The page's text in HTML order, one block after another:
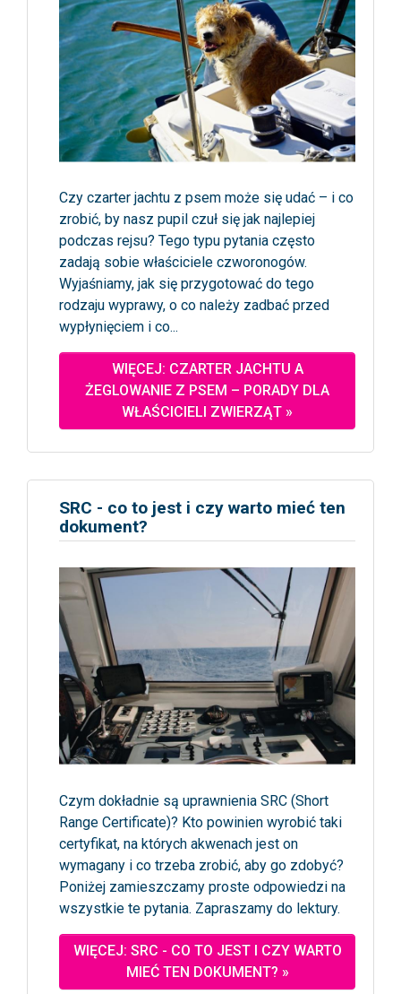
Czy czarter jachtu z psem może się udać – i co
zrobić, by nasz pupil czuł się jak najlepiej
podczas rejsu? Tego typu pytania często
zadają sobie właściciele czworonogów.
Wyjaśniamy, jak się przygotować do tego
rodzaju wyprawy, o co należy zadbać przed
wypłynięciem i co...
WIĘCEJ: CZARTER JACHTU A
ŻEGLOWANIE Z PSEM – PORADY DLA
WŁAŚCICIELI ZWIERZĄT »
SRC - co to jest i czy warto mieć ten
dokument?
Czym dokładnie są uprawnienia SRC (Short
Range Certificate)? Kto powinien wyrobić taki
certyfikat, na których akwenach jest on
wymagany i co trzeba zrobić, aby go zdobyć?
Poniżej zamieszczamy proste odpowiedzi na
wszystkie te pytania. Zapraszamy do lektury.
WIĘCEJ: SRC - CO TO JEST I CZY WARTO
MIEĆ TEN DOKUMENT? »